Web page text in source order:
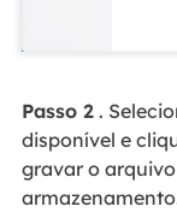
Passo 2.
disponível e
gravar o